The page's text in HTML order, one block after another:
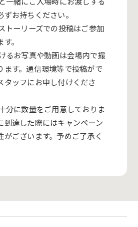
お持ちください。
トーリーズでの投稿はご参加
。
るお写真や動画は会場内で撮
ます。通信環境等で投稿がで
タッフにお申し付けくださ
分に数量をご用意しておりま
到達した際にはキャンペーン
がございます。予めご了承く